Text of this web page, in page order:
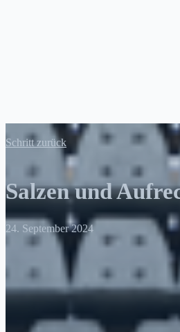
Schritt zurück
Salzen und
24. September 2024